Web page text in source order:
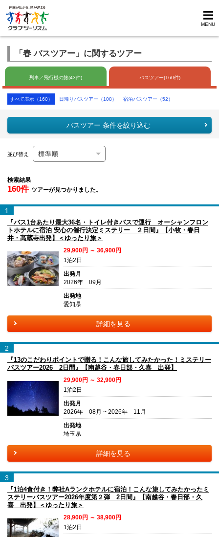
MENU
「春 バスツアー」に関するツアー
列車／飛行機の旅(43件) バスツアー(160件)
すべて表示（160） 日帰りバスツアー（108） 宿泊バスツアー（52）
バスツアー 条件を絞り込む
並び替え
検索結果
160件 ツアーが見つかりました。
1
『バス1台あたり最大36名・トイレ付きバスで運行 オーシャンフロン
トホテルに宿泊 安心の催行決定ミステリー ２日間』【小牧・春日
井・高蔵寺出発】＜ゆったり旅＞
29,900円 ～ 36,900円
1泊2日
出発月
2026年 09月
出発地
愛知県
詳細を見る
2
『13のこだわりポイントで贈る！こんな旅してみたかった！ミステリー
バスツアー2026 2日間』【南越谷・春日部・久喜 出発】
29,900円 ～ 32,900円
1泊2日
出発月
2026年 08月 ~ 2026年 11月
出発地
埼玉県
詳細を見る
3
『1泊4食付き！弊社Aランクホテルに宿泊！こんな旅してみたかったミ
ステリーバスツアー2026年度第２弾 2日間』【南越谷・春日部・久
喜 出発】＜ゆったり旅＞
28,900円 ～ 38,900円
1泊2日